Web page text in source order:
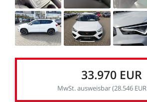
33.970 EUR
MwSt.ausweisbar(28.546 EUR